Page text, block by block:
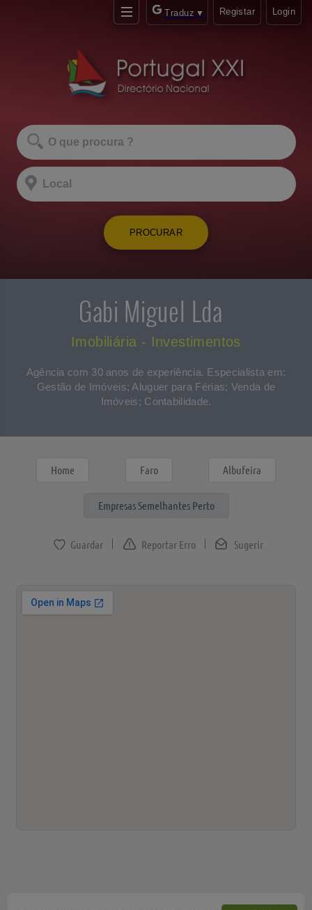
Traduz ▼ Registar Login
PROCURAR
Gabi Miguel Lda
Imobiliária - Investimentos
Agência com 30 anos de experiência. Especialista em:
Gestão de Imóveis; Aluguer para Férias; Venda de
Imóveis; Contabilidade.
Home Faro Albufeira
Empresas Semelhantes Perto
Sugerir
Reportar Erro